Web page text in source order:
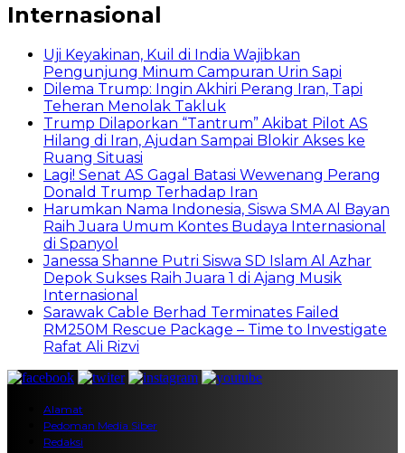
Internasional
Uji Keyakinan, Kuil di India Wajibkan
Pengunjung Minum Campuran Urin Sapi
Dilema Trump: Ingin Akhiri Perang Iran, Tapi
Teheran Menolak Takluk
Trump Dilaporkan “Tantrum” Akibat Pilot AS
Hilang di Iran, Ajudan Sampai Blokir Akses ke
Ruang Situasi
Lagi! Senat AS Gagal Batasi Wewenang Perang
Donald Trump Terhadap Iran
Harumkan Nama Indonesia, Siswa SMA Al Bayan
Raih Juara Umum Kontes Budaya Internasional
di Spanyol
Janessa Shanne Putri Siswa SD Islam Al Azhar
Depok Sukses Raih Juara 1 di Ajang Musik
Internasional
Sarawak Cable Berhad Terminates Failed
RM250M Rescue Package – Time to Investigate
Rafat Ali Rizvi
Alamat
Pedoman Media Siber
Redaksi